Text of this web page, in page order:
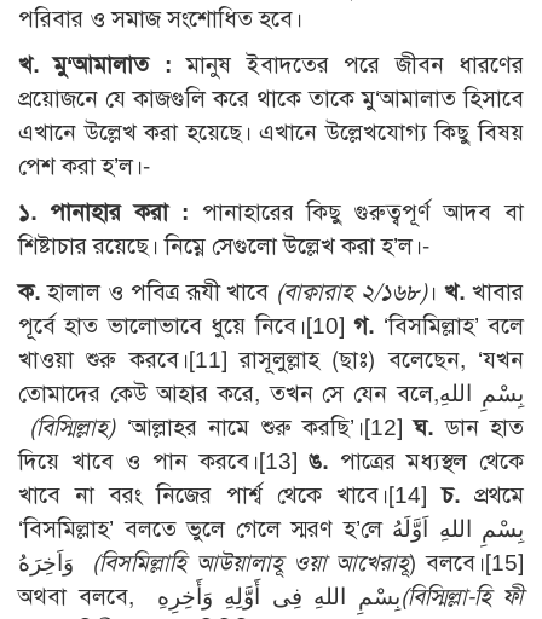
পরিবার ও সমাজ সংশোধিত হবে।
খ. মু‘আমালাত :মানুষ ইবাদতের পরে জীবন ধারণের
প্রয়োজনে যে কাজগুলি করে থাকে তাকে মু‘আমালাত হিসাবে
এখানে উল্লেখ করা হয়েছে। এখানে উল্লেখযোগ্য কিছু বিষয়
পেশ করা হ’ল।-
১. পানাহার করা : পানাহারের কিছু গুরুত্বপূর্ণ আদব বা
শিষ্টাচার রয়েছে। নিম্নে সেগুলো উল্লেখ করা হ’ল।-
ক. হালাল ও পবিত্র রূযী খাবে (বাক্বারাহ ২/১৬৮)।খ. খাবার
পূর্বে হাত ভালোভাবে ধুয়ে নিবে।[10]গ. ‘বিসমিল্লাহ’ বলে
খাওয়া শুরু করবে।[11] রাসূলুল্লাহ (ছাঃ) বলেছেন, ‘যখন
তোমাদের কেউ আহার করে, তখন সে যেন বলে,بِسْمِ اللهِ
(বিস্মিল্লাহ)‘আল্লাহর নামে শুরু করছি’।[12]ঘ. ডান হাত
দিয়ে খাবে ও পান করবে।[13]ঙ. পাত্রের মধ্যস্থল থেকে
খাবে না বরং নিজের পার্শ্ব থেকে খাবে।[14]চ. প্রথমে
‘বিসমিল্লাহ’ বলতে ভুলে গেলে স্মরণ হ’লে بِسْمِ اللهِ اَوَّلَهُ
(বিসমিল্লাহি আউয়ালাহূ ওয়া আখেরাহূ) বলবে।[15]
অথবা বলবে, بِسْمِ اللهِ فِى أَوَّلِهِ وَأَخِرِهِ(বিস্মিল্লা-হি ফী